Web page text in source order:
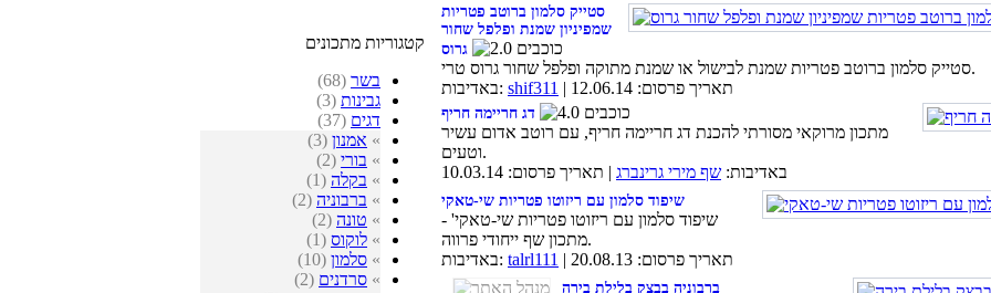
קטגוריות מתכונים
בשר (68)
גבינות (3)
דגים (37)
» אמנון (3)
» בורי (2)
» בקלה (1)
» ברבוניה (2)
» טונה (2)
» לוקוס (1)
» סלמון (10)
» סרדנים (2)
סטייק סלמון ברוטב פטריות
שמפיניון שמנת ופלפל שחור
גרוס
סטייק סלמון ברוטב פטריות שמנת לבישול או שמנת מתוקה ופלפל שחור גרוס טרי.
באדיבות: shif311 | תאריך פרסום: 12.06.14
דג חריימה חריף
מתכון מרוקאי מסורתי להכנת דג חריימה חריף, עם רוטב אדום עשיר
וטעים.
באדיבות: שף מירי גרינברג | תאריך פרסום: 10.03.14
שיפוד סלמון עם ריזוטו פטריות שי-טאקי
שיפוד סלמון עם ריזוטו פטריות שי-טאקי' -
מתכון שף ייחודי פרווה.
באדיבות: talrl111 | תאריך פרסום: 20.08.13
ברבוניה בבצק בלילת בירה